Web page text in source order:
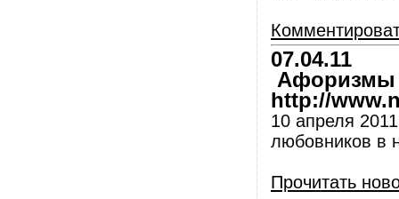
07.04.11
Афоризмы
http://
10 апреля
любовников в
Прочитать